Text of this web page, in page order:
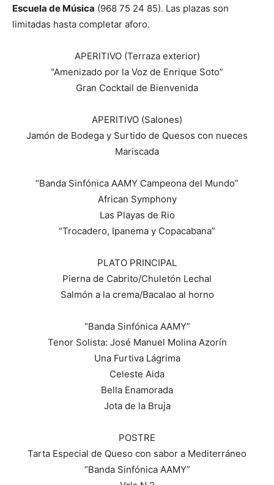
Escuela de Música (968 75 24 85). Las plazas son
limitadas hasta completar aforo.
APERITIVO (Terraza exterior)
“Amenizado por la Voz de Enrique Soto”
Gran Cocktail de Bienvenida
APERITIVO (Salones)
Jamón de Bodega y Surtido de Quesos con nueces
Mariscada
“Banda Sinfónica AAMY Campeona del Mundo”
African Symphony
Las Playas de Rio
“Trocadero, Ipanema y Copacabana”
PLATO PRINCIPAL
Pierna de Cabrito/Chuletón Lechal
Salmón a la crema/Bacalao al horno
“Banda Sinfónica AAMY”
Tenor Solista: José Manuel Molina Azorín
Una Furtiva Lágrima
Celeste Aida
Bella Enamorada
Jota de la Bruja
POSTRE
Tarta Especial de Queso con sabor a Mediterráneo
“Banda Sinfónica AAMY”